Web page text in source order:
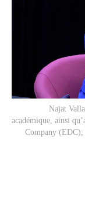
Najat
académique, ainsi
Company